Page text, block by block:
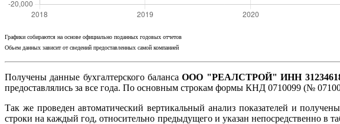
Графики собираются на основе официально поданных годовых отчетов
Обьем данных зависит от сведений предоставленных самой компанией
Получены данные бухгалтерского балансаООО "РЕАЛСТРОЙ" ИНН
предоставлялись за все года. По основным строкам формы КНД 0710099 (№
Так же проведен автоматический вертикальный анализ показателей и
строки на каждый год, относительно предыдущего и указан непосредственно в